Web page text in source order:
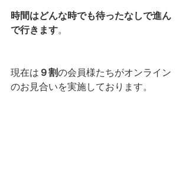
時間はどんな時でも待ったなしで進ん
で行きます。
現在は ９割の会員様たちがオンライン
のお見合いを実施しております。